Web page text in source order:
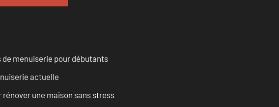
menuiserie pour débutants
actuelle
une maison sans stress